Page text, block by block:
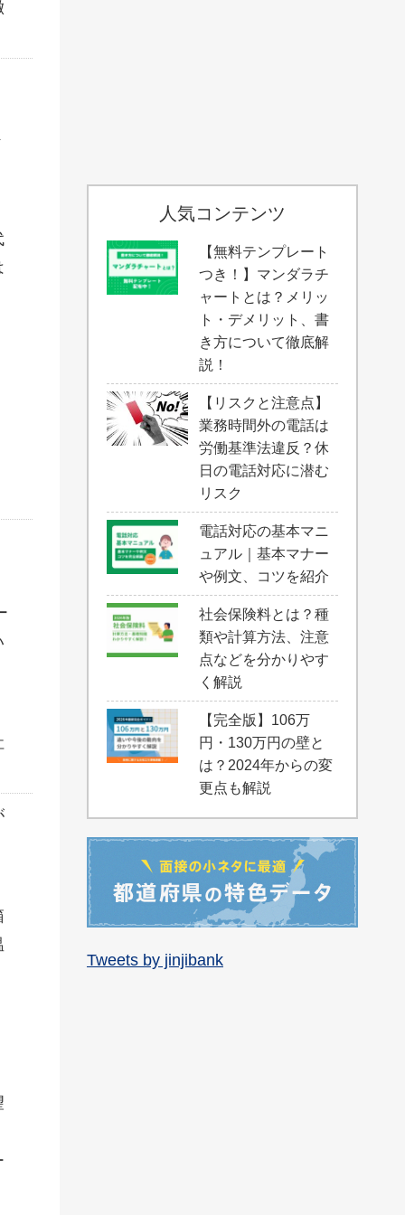
人気コンテンツ
【無料テンプレート
つき！】マンダラチ
ャートとは？メリッ
ト・デメリット、書
き方について徹底解
説！
【リスクと注意点】
業務時間外の電話は
労働基準法違反？休
日の電話対応に潜む
リスク
電話対応の基本マニ
ュアル｜基本マナー
や例文、コツを紹介
社会保険料とは？種
類や計算方法、注意
点などを分かりやす
く解説
【完全版】106万
円・130万円の壁と
は？2024年からの変
更点も解説
Tweets by jinjibank